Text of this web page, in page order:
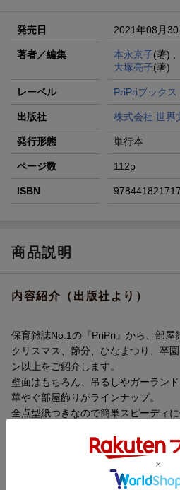
発売日 2021年08月30
著者／編集 本永京子(著) ,
大塚亮子(著)
レーベル PriPriブックス
出版社 株式会社 世界
発行形態 単行本
ページ数 112p
ISBN
商品説明
内容紹介（出版社より）
保育雑誌No.1の『PriPri』から、部屋
クリスマス、節分、ひなまつり、卒
ン以上をご紹介します。
壁面はもちろん、吊るしやガーラン
華やぐ部屋飾りがラインナップ。
全点型紙つきなので簡単スピーディ
そんな保育園・幼稚園の先生方の"お